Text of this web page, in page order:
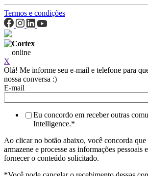
Termos e condições
Cortex
online
X
Olá! Me informe seu e-mail e telefone para
nossa conversa :)
E-mail
Eu concordo em receber outras
Intelligence.*
Ao clicar no botão abaixo, você concorda
armazene e processe as informações pessoais
fornecer o conteúdo solicitado.